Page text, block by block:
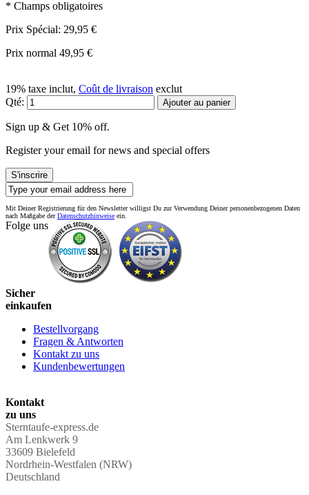
* Champs obligatoires
Prix Spécial: 29,95 €
Prix normal 49,95 €
19% taxe inclut, Coût de livraison exclut
Qté:
Ajouter au panier
Sign up & Get 10% off.
Register your email for news and special offers
S'inscrire
Mit Deiner Registrierung für den Newsletter willigst Du zur Verwendung Deiner personenbezogenen Daten
nach Maßgabe derDatenschutzhinweise ein.
Folge uns
Sicher
einkaufen
Bestellvorgang
Fragen & Antworten
Kontakt zu uns
Kundenbewertungen
Kontakt
zu uns
Sterntaufe-express.de
Am Lenkwerk 9
33609 Bielefeld
Nordrhein-Westfalen (NRW)
Deutschland